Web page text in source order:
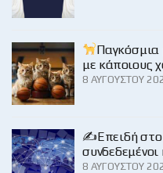
Παγκόσμια
με κάποιους
8 ΑΥΓΟΎΣΤΟΥ
✍️Επειδή στο
συνδεδεμένοι
8 ΑΥΓΟΎΣΤΟΥ